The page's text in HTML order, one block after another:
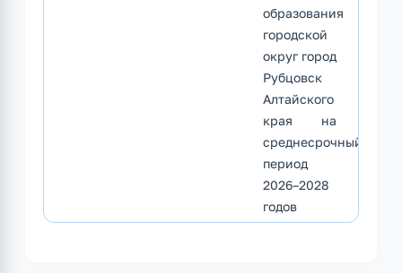
образования
городской
округ город
Рубцовск
Алтайского
края на
среднесрочный
период
2026–2028
годов